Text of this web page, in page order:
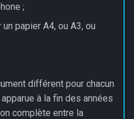
;
papier A4, ou A3, ou
différent pour chacun
à la fin des années
complète entre la